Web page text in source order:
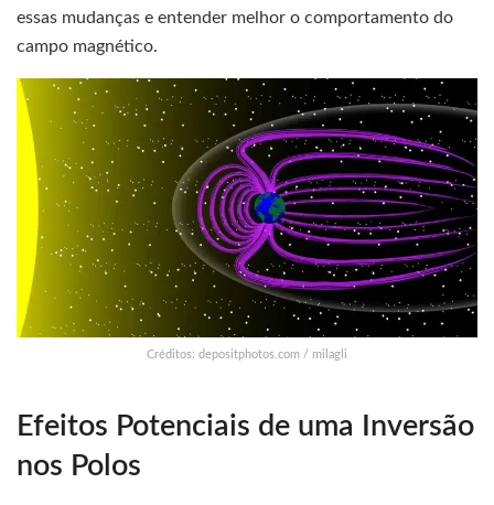
essas mudanças e entender melhor o comportamento do
campo magnético.
Créditos: depositphotos.com / milagli
Efeitos Potenciais de uma Inversão
nos Polos